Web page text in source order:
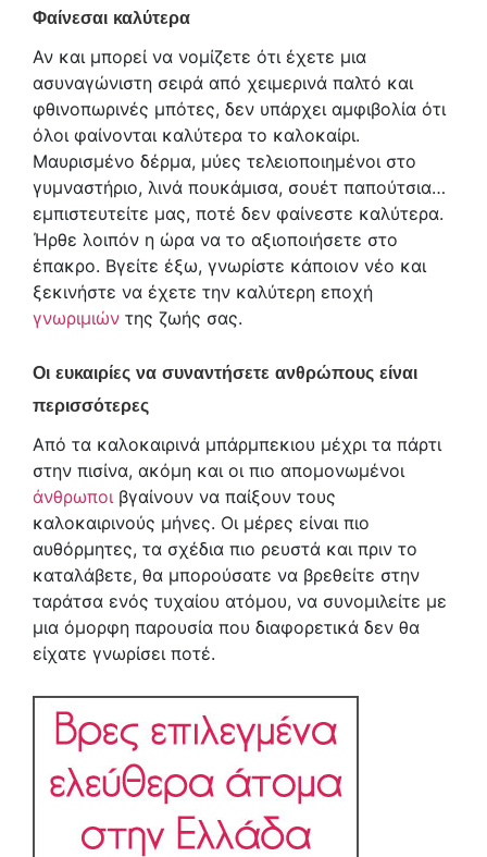
Φαίνεσαι καλύτερα
Αν και μπορεί να νομίζετε ότι έχετε μια
ασυναγώνιστη σειρά από χειμερινά παλτό και
φθινοπωρινές μπότες, δεν υπάρχει αμφιβολία ότι
όλοι φαίνονται καλύτερα το καλοκαίρι.
Μαυρισμένο δέρμα, μύες τελειοποιημένοι στο
γυμναστήριο, λινά πουκάμισα, σουέτ παπούτσια…
εμπιστευτείτε μας, ποτέ δεν φαίνεστε καλύτερα.
Ήρθε λοιπόν η ώρα να το αξιοποιήσετε στο
έπακρο. Βγείτε έξω, γνωρίστε κάποιον νέο και
ξεκινήστε να έχετε την καλύτερη εποχή
γνωριμιών της ζωής σας.
Οι ευκαιρίες να συναντήσετε ανθρώπους είναι
περισσότερες
Από τα καλοκαιρινά μπάρμπεκιου μέχρι τα πάρτι
στην πισίνα, ακόμη και οι πιο απομονωμένοι
άνθρωποιβγαίνουν να παίξουν τους
καλοκαιρινούς μήνες. Οι μέρες είναι πιο
αυθόρμητες, τα σχέδια πιο ρευστά και πριν το
καταλάβετε, θα μπορούσατε να βρεθείτε στην
ταράτσα ενός τυχαίου ατόμου, να συνομιλείτε με
μια όμορφη παρουσία που διαφορετικά δεν θα
είχατε γνωρίσει ποτέ.